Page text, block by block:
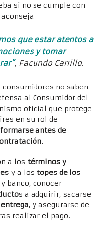
si no se cumple con
que estar atentos a
y tomar
, Facundo Carrillo.
consumidores no saben
al Consumidor del
oficial que protege
en su rol de
antes de
.
a los términos y
y a los topes de los
banco, conocer
s a adquirir, sacarse
, y asegurarse de
realizar el pago.